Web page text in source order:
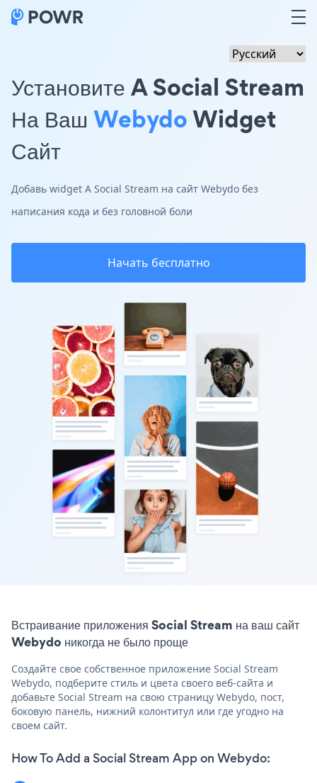
Установите A Social Stream
На Ваш WebydoWidget
Сайт
Добавь widget A Social Stream на сайт Webydo без
написания кода и без головной боли
Начать бесплатно
Встраивание приложения Social Stream на ваш сайт
Webydo никогда не было проще
Создайте свое собственное приложение Social Stream
Webydo, подберите стиль и цвета своего веб-сайта и
добавьте Social Stream на свою страницу Webydo, пост,
боковую панель, нижний колонтитул или где угодно на
своем сайт.
How To Add a Social Stream App on Webydo: